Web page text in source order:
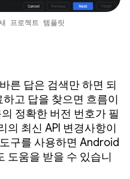
프로젝트 템플릿
른 답은 검색만 하면 되
고 답을 찾으면 흐름이
정확한 버전 번호가 필
의 최신 API 변경사항이
구를 사용하면 Android
도움을 받을 수 있습니